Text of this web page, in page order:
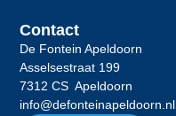
Contact
De Fontein Apeldoorn
Asselsestraat 199
7312 CS Apeldoorn
info@defonteinapeldoorn.nl